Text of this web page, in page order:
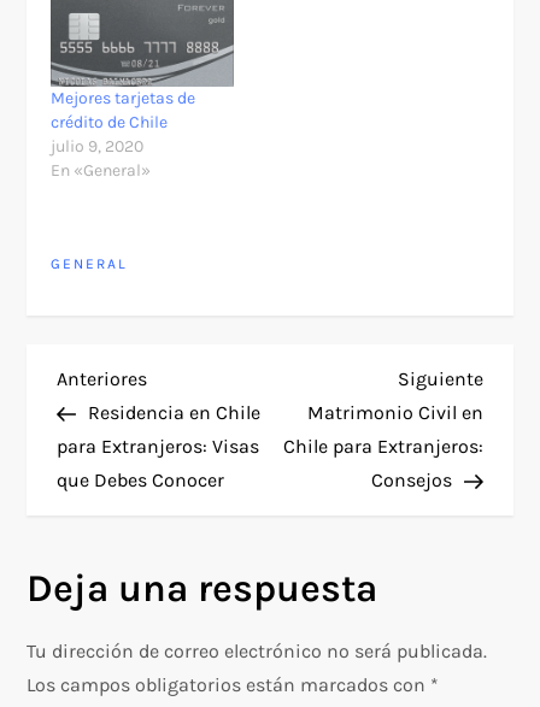
Mejores tarjetas de
crédito de Chile
julio 9, 2020
En «General»
GENERAL
N
a
v
g
a
Entrada
anterior
Anteriores
Residencia en Chile
para Extranjeros: Visas
que Debes Conocer
Siguiente
Matrimonio Civil en
Chile para Extranjeros:
Consejos
Deja una respuesta
Tu dirección de correo electrónico no será publicada.
Los campos obligatorios están marcados con *